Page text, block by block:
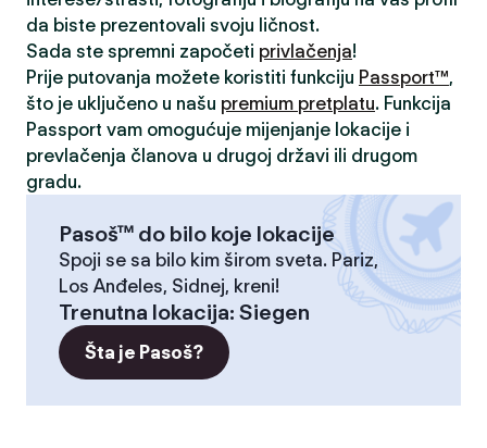
da biste prezentovali svoju ličnost.
Sada ste spremni započeti privlačenja!
Prije putovanja možete koristiti funkciju Passport™,
što je uključeno u našu premium pretplatu. Funkcija
Passport vam omogućuje mijenjanje lokacije i
prevlačenja članova u drugoj državi ili drugom
gradu.
Pasoš™ do bilo koje lokacije
Spoji se sa bilo kim širom sveta. Pariz,
Los Anđeles, Sidnej, kreni!
Trenutna lokacija: Siegen
Šta je Pasoš?